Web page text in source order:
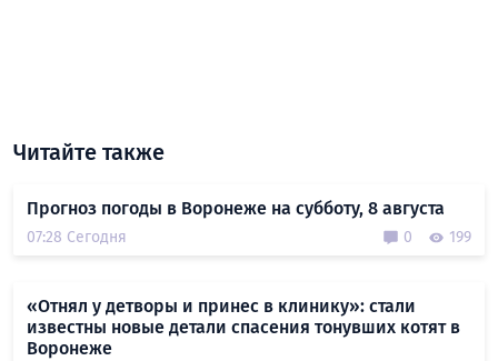
Читайте также
Прогноз погоды в Воронеже на субботу, 8 августа
07:28 Сегодня 0 199
«Отнял у детворы и принес в клинику»: стали
известны новые детали спасения тонувших котят в
Воронеже